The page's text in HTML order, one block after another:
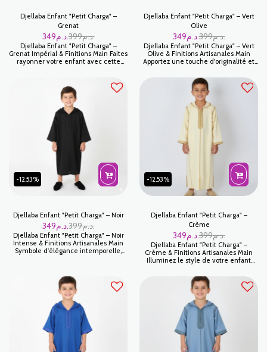
Djellaba Enfant "Petit Charga" –
Grenat
399 د.م. 349 د.م.
Djellaba Enfant "Petit Charga" –
Grenat Impérial & Finitions Main Faites
rayonner votre enfant avec cette
intense, symbole de noblesse et de
fête, est magnifiée par un travail
artisanal de haute précision. C'est la
tenue idéale pour les grandes
occasions où l'élégance traditionnelle
rencontre le dynamisme de la
Djellaba Enfant "Petit Charga" – Vert
Olive
399 د.م. 349 د.م.
Djellaba Enfant "Petit Charga" – Vert
Olive & Finitions Artisanales Main
Apportez une touche d'originalité et
votre enfant avec cette Djellaba Petit
Charga en Vert Olive. Ce coloris
tendance, à la fois doux et plein de
caractère, se distingue par sa sobriété
raffinée. Chaque détail est conçu
pour offrir un vêtement authentique,
sublimé par un travail manuel de
précision.
-12.53%
Djellaba Enfant "Petit Charga" – Noir
399 د.م. 349 د.م.
Djellaba Enfant "Petit Charga" – Noir
Intense & Finitions Artisanales Main
Symbole d'élégance intemporelle,
sa sobriété majestueuse, offrant une
allure de "petit seigneur" lors des
cérémonies les plus prestigieuses.
Grâce à son travail manuel minutieux,
elle incarne le luxe de l'artisanat
marocain adapté aux enfants.
-12.53%
Djellaba Enfant "Petit Charga" –
Crème
399 د.م. 349 د.م.
Djellaba Enfant "Petit Charga" –
Crème & Finitions Artisanales Main
Illuminez le style de votre enfant
Crème doux et solaire. Plus
chaleureuse qu'un blanc classique,
cette teinte crème apporte une
élégance tendre et raffinée, idéale
pour les célébrations familiales.
Chaque pièce est sublimée par des
finitions faites main, garantissant un
vêtement d'exception pour les plus